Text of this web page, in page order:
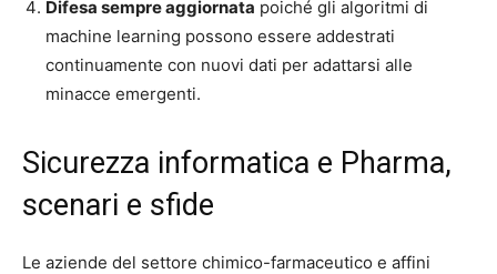
Difesa sempre aggiornata poiché gli algoritmi di
machine learning possono essere addestrati
continuamente con nuovi dati per adattarsi alle
minacce emergenti.
Sicurezza informatica e Pharma,
scenari e sfide
Le aziende del settore chimico-farmaceutico e affini